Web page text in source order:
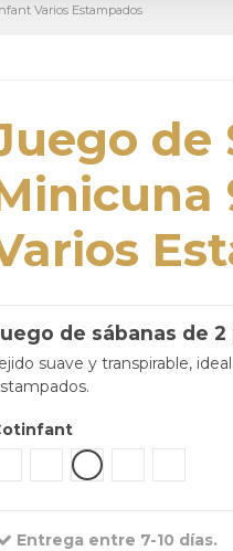
Varios Estampados
de
de sábanas de
suave y transpirable,
Tipi VerdeBear GrisSena Verde Menta
Entrega entre 7-10 días.